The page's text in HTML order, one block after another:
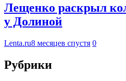
Лещенко раскрыл
у Долиной
Lenta.ru8 месяцев спустя 0
Рубрики